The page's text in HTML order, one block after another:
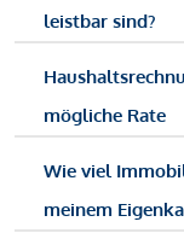
leistbar sind?
mögliche Rate
Wie viel
meinem